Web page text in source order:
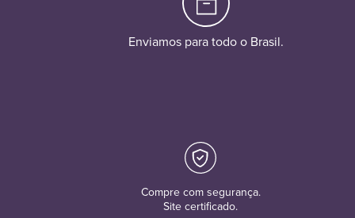
Enviamos para todo o Brasil.
Compre com segurança.
Site certificado.